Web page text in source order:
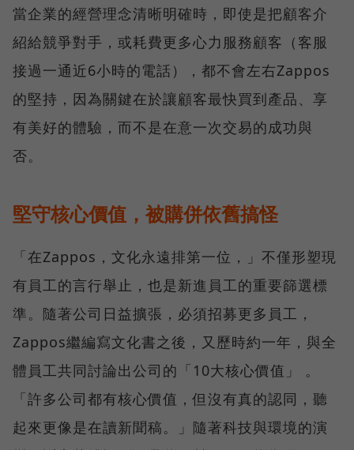
當企業的經營理念清晰明確時，即使是把顧客介
紹給競爭對手，或耗費更多心力服務顧客（客服
接過一通近6小時的電話），都不會左右Zappos
的堅持，因為關鍵在於讓顧客最快買到產品、享
有美好的體驗，而不是在意一次交易的成功與
否。
堅守核心價值，被購併依舊搞怪
「在Zappos，文化永遠排第一位，」不僅形塑現
有員工的言行舉止，也是新進員工的重要篩選標
準。隨著公司日益擴張，必須招募更多員工，
Zappos繼編寫文化書之後，又歷時約一年，與全
體員工共同討論出公司的「10大核心價值」 。
「許多公司都有核心價值，但沒有真的認同，聽
起來更像是在讀新聞稿。」隨著科技與環境的演